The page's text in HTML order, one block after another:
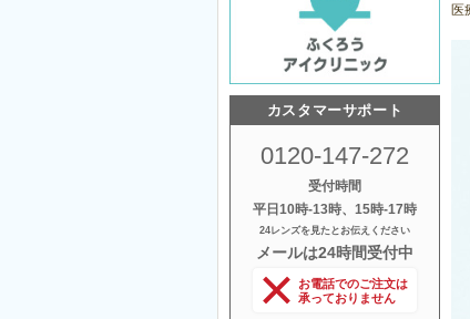
カスタマーサポート
0120-147-272
受付時間
平日10時‐13時、15時‐17時
24レンズを見たとお伝えください
メールは24時間受付中
お電話でのご注文は
承っておりません
医